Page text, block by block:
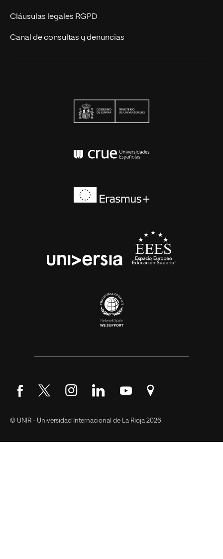
Cláusulas legales RGPD
Canal de consultas y denuncias
Síguenos en Facebook
Síguenos en Twitter
Síguenos en Instagram
Síguenos en LinkedIn
Síguenos en YouTube
Encuéntranos en
© UNIR - Universidad Internacional de La Rioja 2026